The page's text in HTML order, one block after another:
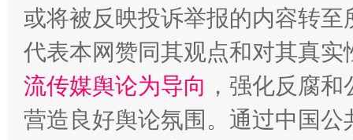
在谋一域中谋全局
或将被反映投诉举报的内容转
代表本网赞同其观点和对其真实
流传媒舆论为导向 ，强化反腐
营造良好舆论氛围。通过中国